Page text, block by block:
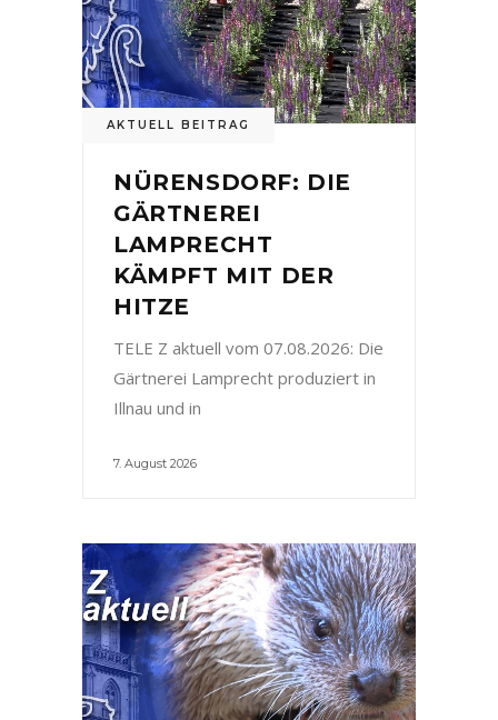
AKTUELL BEITRAG
NÜRENSDORF: DIE
GÄRTNEREI
LAMPRECHT
KÄMPFT MIT DER
HITZE
TELE Z aktuell vom 07.08.2026: Die
Gärtnerei Lamprecht produziert in
Illnau und in
7. August 2026